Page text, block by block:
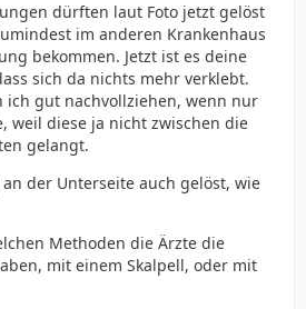
dürften laut Foto jetzt gelöst
im anderen Krankenhaus
bekommen. Jetzt ist es deine
sich da nichts mehr verklebt.
ich gut nachvollziehen, wenn nur
weil diese ja nicht zwischen die
gelangt.
der Unterseite auch gelöst, wie
Methoden die Ärzte die
mit einem Skalpell, oder mit